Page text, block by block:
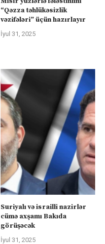
“Qəzza təhlükəsizlik
vəzifələri” üçün hazırlayır
İyul 31, 2025
Suriyalı və israilli nazirlər
cümə axşamı Bakıda
görüşəcək
İyul 31, 2025